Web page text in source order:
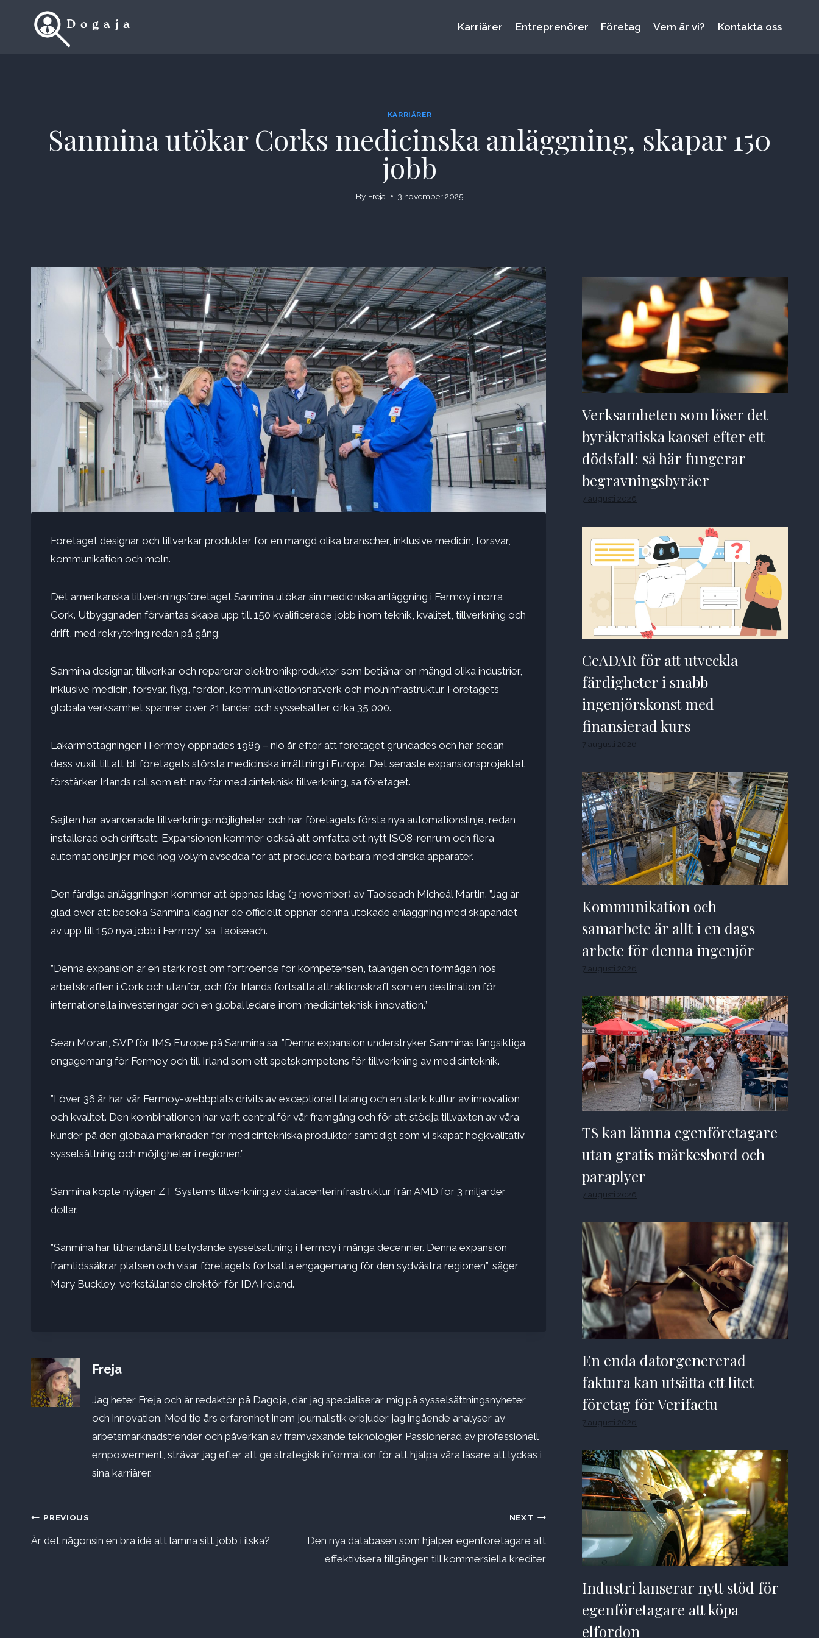
Karriärer Entreprenörer Företag Vem är vi? Kontakta oss
KARRIÄRER
Sanmina utökar Corks medicinska anläggning, skapar 150
jobb
By Freja 3 november 2025
Företaget designar och tillverkar produkter för en mängd olika branscher, inklusive medicin, försvar,
kommunikation och moln.
Det amerikanska tillverkningsföretaget Sanmina utökar sin medicinska anläggning i Fermoy i norra
Cork. Utbyggnaden förväntas skapa upp till 150 kvalificerade jobb inom teknik, kvalitet, tillverkning och
drift, med rekrytering redan på gång.
Sanmina designar, tillverkar och reparerar elektronikprodukter som betjänar en mängd olika industrier,
inklusive medicin, försvar, flyg, fordon, kommunikationsnätverk och molninfrastruktur. Företagets
globala verksamhet spänner över 21 länder och sysselsätter cirka 35 000.
Läkarmottagningen i Fermoy öppnades 1989 – nio år efter att företaget grundades och har sedan
dess vuxit till att bli företagets största medicinska inrättning i Europa. Det senaste expansionsprojektet
förstärker Irlands roll som ett nav för medicinteknisk tillverkning, sa företaget.
Sajten har avancerade tillverkningsmöjligheter och har företagets första nya automationslinje, redan
installerad och driftsatt. Expansionen kommer också att omfatta ett nytt ISO8-renrum och flera
automationslinjer med hög volym avsedda för att producera bärbara medicinska apparater.
Den färdiga anläggningen kommer att öppnas idag (3 november) av Taoiseach Micheál Martin. ”Jag är
glad över att besöka Sanmina idag när de officiellt öppnar denna utökade anläggning med skapandet
av upp till 150 nya jobb i Fermoy,” sa Taoiseach.
”Denna expansion är en stark röst om förtroende för kompetensen, talangen och förmågan hos
arbetskraften i Cork och utanför, och för Irlands fortsatta attraktionskraft som en destination för
internationella investeringar och en global ledare inom medicinteknisk innovation.”
Sean Moran, SVP för IMS Europe på Sanmina sa: ”Denna expansion understryker Sanminas långsiktiga
engagemang för Fermoy och till Irland som ett spetskompetens för tillverkning av medicinteknik.
”I över 36 år har vår Fermoy-webbplats drivits av exceptionell talang och en stark kultur av innovation
och kvalitet. Den kombinationen har varit central för vår framgång och för att stödja tillväxten av våra
kunder på den globala marknaden för medicintekniska produkter samtidigt som vi skapat högkvalitativ
sysselsättning och möjligheter i regionen.”
Sanmina köpte nyligen ZT Systems tillverkning av datacenterinfrastruktur från AMD för 3 miljarder
dollar.
”Sanmina har tillhandahållit betydande sysselsättning i Fermoy i många decennier. Denna expansion
framtidssäkrar platsen och visar företagets fortsatta engagemang för den sydvästra regionen”, säger
Mary Buckley, verkställande direktör för IDA Ireland.
Freja
Jag heter Freja och är redaktör på Dagoja, där jag specialiserar mig på sysselsättningsnyheter
och innovation. Med tio års erfarenhet inom journalistik erbjuder jag ingående analyser av
arbetsmarknadstrender och påverkan av framväxande teknologier. Passionerad av professionell
empowerment, strävar jag efter att ge strategisk information för att hjälpa våra läsare att lyckas i
sina karriärer.
Inläggsnavigering
PREVIOUS
Är det någonsin en bra idé att lämna sitt jobb i ilska?
NEXT
Den nya databasen som hjälper egenföretagare att
effektivisera tillgången till kommersiella krediter
Verksamheten som löser det
byråkratiska kaoset efter ett
dödsfall: så här fungerar
begravningsbyråer
7 augusti 2026
CeADAR för att utveckla
färdigheter i snabb
ingenjörskonst med
finansierad kurs
7 augusti 2026
Kommunikation och
samarbete är allt i en dags
arbete för denna ingenjör
7 augusti 2026
TS kan lämna egenföretagare
utan gratis märkesbord och
paraplyer
7 augusti 2026
En enda datorgenererad
faktura kan utsätta ett litet
företag för Verifactu
7 augusti 2026
Industri lanserar nytt stöd för
egenföretagare att köpa
elfordon